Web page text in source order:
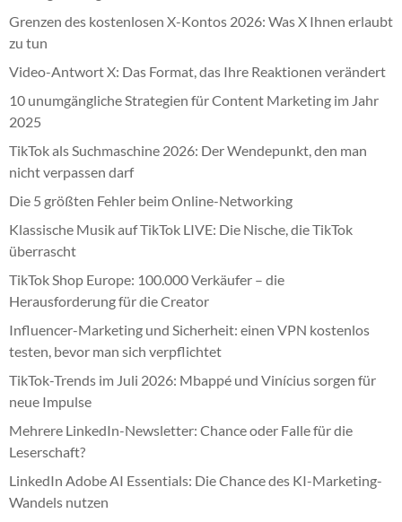
Grenzen des kostenlosen X-Kontos 2026: Was X Ihnen erlaubt
zu tun
Video-Antwort X: Das Format, das Ihre Reaktionen verändert
10 unumgängliche Strategien für Content Marketing im Jahr
2025
TikTok als Suchmaschine 2026: Der Wendepunkt, den man
nicht verpassen darf
Die 5 größten Fehler beim Online-Networking
Klassische Musik auf TikTok LIVE: Die Nische, die TikTok
überrascht
TikTok Shop Europe: 100.000 Verkäufer – die
Herausforderung für die Creator
Influencer-Marketing und Sicherheit: einen VPN kostenlos
testen, bevor man sich verpflichtet
TikTok-Trends im Juli 2026: Mbappé und Vinícius sorgen für
neue Impulse
Mehrere LinkedIn-Newsletter: Chance oder Falle für die
Leserschaft?
LinkedIn Adobe AI Essentials: Die Chance des KI-Marketing-
Wandels nutzen